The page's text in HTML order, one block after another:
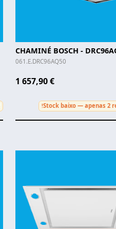
CHAMINÉ BOSCH -
061.E.DRC96AQ50
1 657,90 €
!Stock baixo — apenas 2